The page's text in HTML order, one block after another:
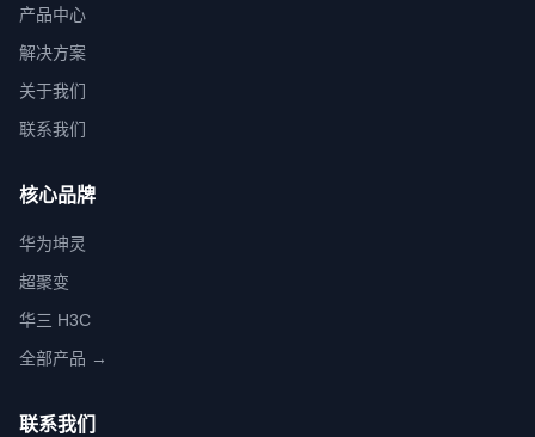
产品中心
解决方案
关于我们
联系我们
核心品牌
华为坤灵
超聚变
华三 H3C
全部产品 →
联系我们